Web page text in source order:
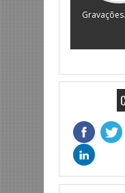
Gravações.